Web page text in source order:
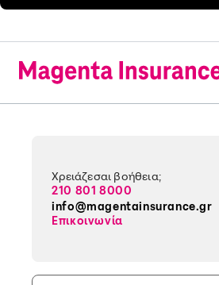
Χρειάζεσαι βοήθεια;
210 801 8000
info@magentainsurance.gr
Επικοινωνία